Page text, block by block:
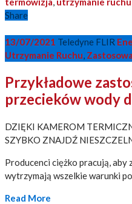
Share
13/07/2021 Teledyne FLIR
Utrzymanie Ruchu,
Przykładowe
przecieków wody
DZIĘKI KAMEROM
SZYBKO ZNAJDŹ
Producenci ciężko pracują, aby
wytrzymają wszelkie warunki
Read More